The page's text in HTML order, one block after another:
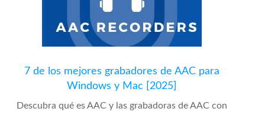
7 de los mejores grabadores de AAC para
Windows y Mac [2025]
Descubra qué es AAC y las grabadoras de AAC con